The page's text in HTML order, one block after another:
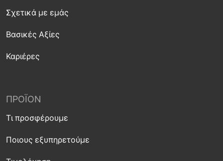
Σχετικά με εμάς
Βασικές Αξίες
Καριέρες
ΠΡΟΪΌΝ
Τι προσφέρουμε
Ποιους εξυπηρετούμε